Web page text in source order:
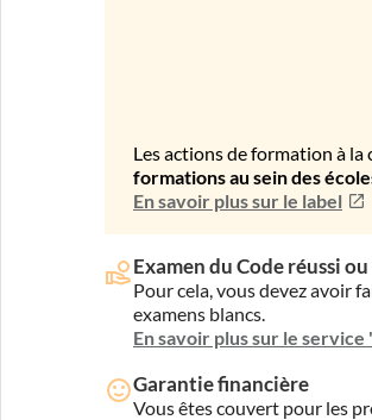
Les actions de formation à
formations au sein des
En savoir plus sur le label
Examen du Code réussi
Pour cela, vous devez avoir
examens blancs.
En savoir plus sur le service
Garantie financière
Vous êtes couvert pour les